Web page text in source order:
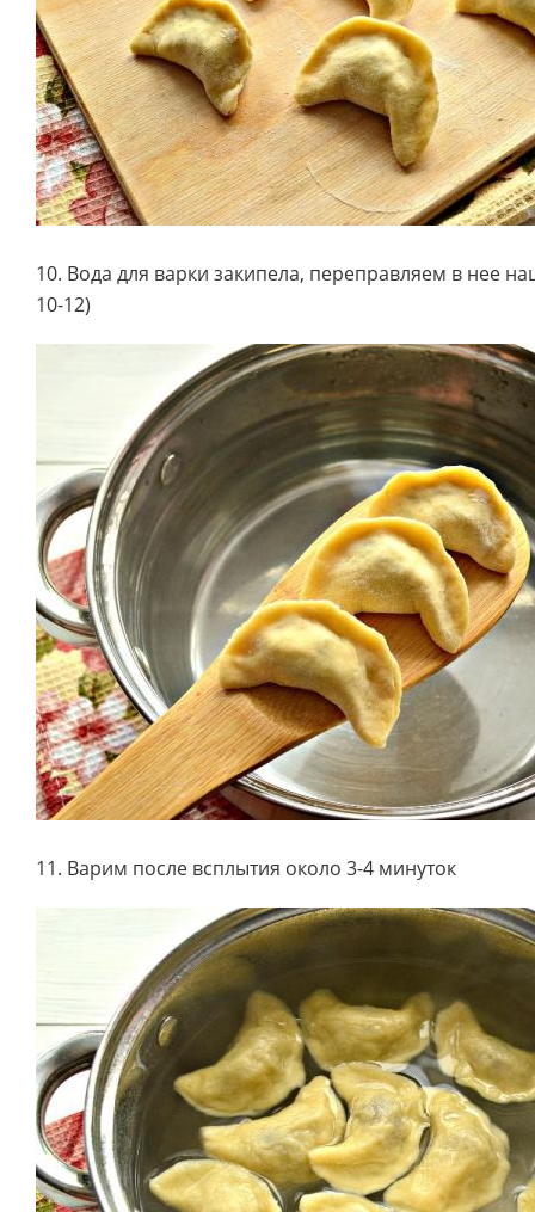
10. Вода для варки закипела, переправляем в нее
10-12)
11. Варим после всплытия около 3-4 минуток